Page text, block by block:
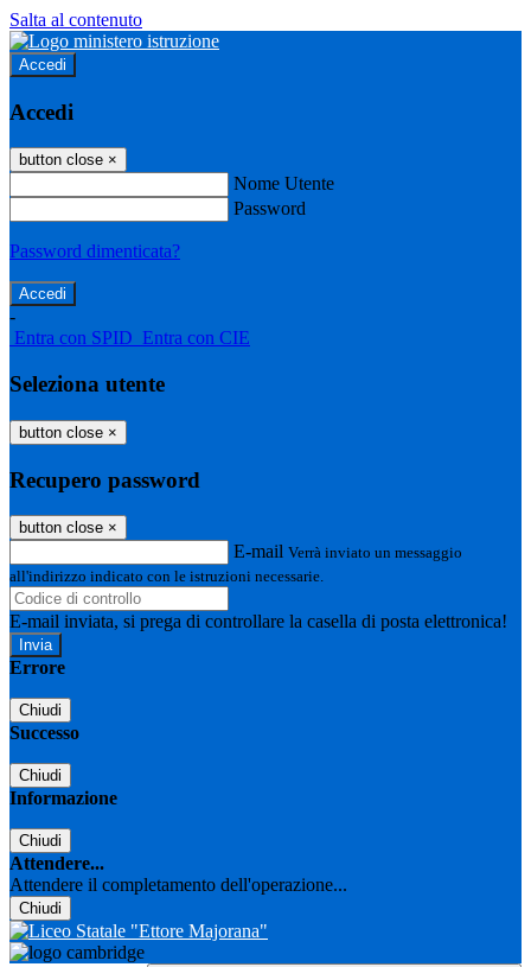
Salta al contenuto
Accedi
Accedi
button close ×
Nome Utente
Password
Password dimenticata?
-
Entra con SPID Entra con CIE
Seleziona utente
button close ×
Recupero password
button close ×
E-mail Verrà inviato un messaggio
all'indirizzo indicato con le istruzioni necessarie.
E-mail inviata, si prega di controllare la casella di posta elettronica!
Errore
Chiudi
Successo
Chiudi
Informazione
Chiudi
Attendere...
Attendere il completamento dell'operazione...
Chiudi